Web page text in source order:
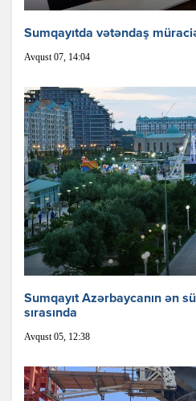
Sumqayıtda vətəndaş
Avqust 07, 14:04
Sumqayıt Azərbaycanın ən
sırasında
Avqust 05, 12:38